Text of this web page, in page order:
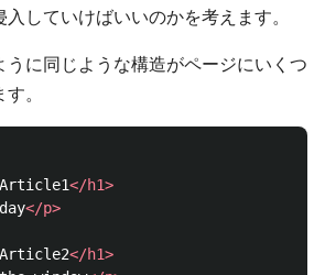
していけばいいのかを考えます。
うに同じような構造がページにいくつ
。
Article1</h1>
</p>
Article2</h1>